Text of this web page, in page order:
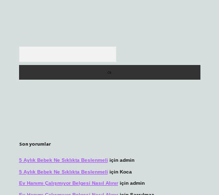
Son yorumlar
5 Aylık Bebek Ne Sıklıkta Beslenmeli için admin
5 Aylık Bebek Ne Sıklıkta Beslenmeli için Koca
Ev Hanımı Çalışmıyor Belgesi Nasıl Alınıriçin admin